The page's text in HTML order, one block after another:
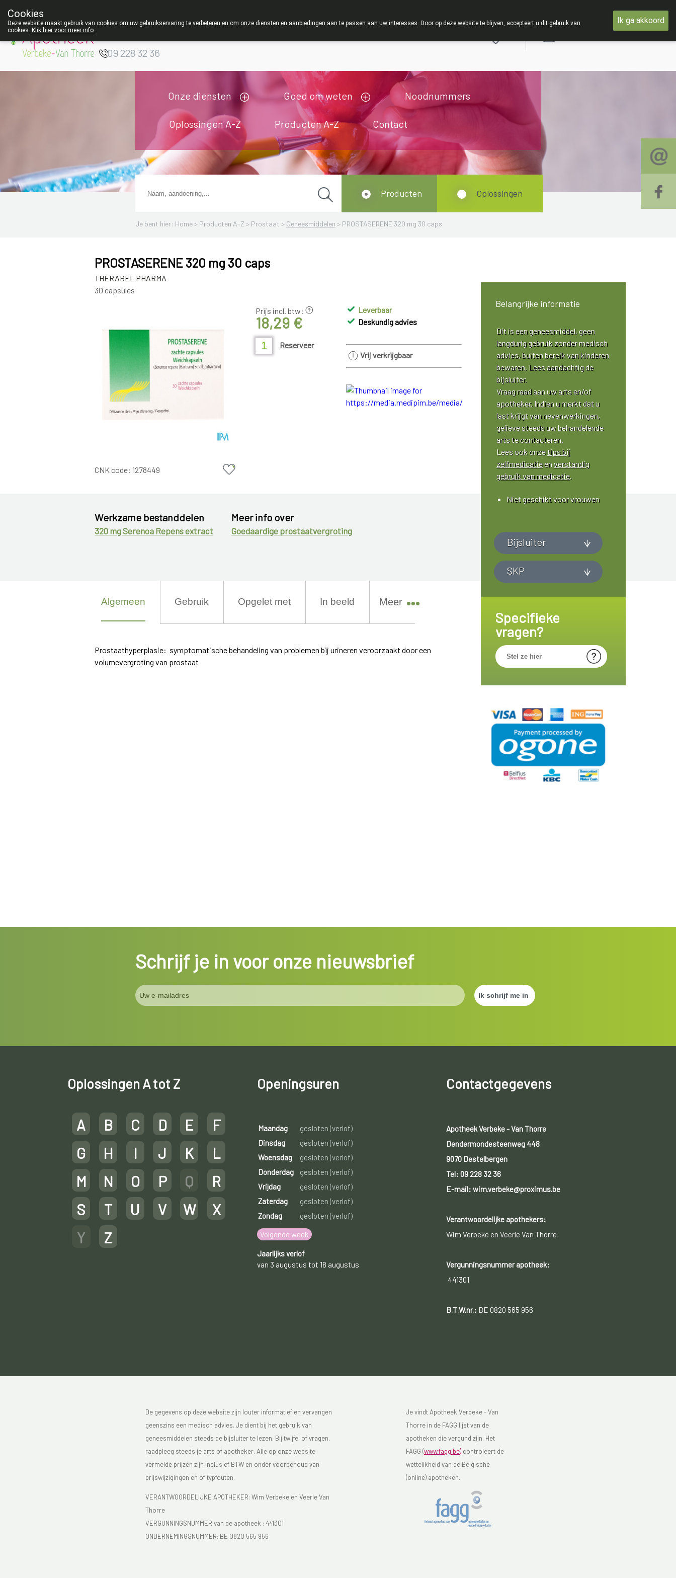
Apotheek Verbeke
09 228 32 36
Onze diensten Goed om weten Noodnummers
Oplossingen A-Z Producten A-Z Contact
Je bent hier: Home > Producten A-Z > Prostaat > Geneesmiddelen > PROSTASERENE 320 mg 30 caps
Producten Oplossingen
PROSTASERENE 320 mg 30 caps
THERABEL PHARMA
30 capsules
Prijs incl. btw:
18,29 €
Reserveer
CNK code: 1278449
Leverbaar
Deskundig advies
Vrij verkrijgbaar
Belangrijke informatie
Dit is een geneesmiddel, geen
langdurig gebruik zonder medisch
advies, buiten bereik van kinderen
bewaren. Lees aandachtig de
bijsluiter.
Vraag raad aan uw arts en/of
apotheker. Indien u merkt dat u
last krijgt van nevenwerkingen,
gelieve steeds uw behandelende
arts te contacteren.
Lees ook onzetips bij
zelfmedicatieenverstandig
gebruik van medicatie.
Niet geschikt voor vrouwen
Bijsluiter
SKP
Specifieke
vragen?
Werkzame bestanddelen
320 mg Serenoa Repens extract
Meer info over
Goedaardige prostaatvergroting
Algemeen Gebruik Opgelet met In beeld Meer
Prostaathyperplasie: symptomatische behandeling van problemen bij urineren veroorzaakt door een
volumevergroting van prostaat
Schrijf je in voor onze nieuwsbrief
Oplossingen A tot Z
A B C D E
F
G
H I J K
L
M
N O P Q
R
S
T U V W
X
Y
Z
Openingsuren
Maandag
gesloten (verlof)
Dinsdag
gesloten (verlof)
Woensdag
gesloten (verlof)
Donderdag
gesloten (verlof)
Vrijdag
gesloten (verlof)
Zaterdag
gesloten (verlof)
Zondag
gesloten (verlof)
Volgende week
Jaarlijks verlof
van 3 augustus tot 18 augustus
Contactgegevens
Apotheek Verbeke - Van Thorre
Dendermondesteenweg 448
9070 Destelbergen
Tel: 09 228 32 36
E-mail: wim.verbeke@proximus.be
Verantwoordelijke apothekers:
Wim Verbeke en Veerle Van Thorre
Vergunningsnummer apotheek:
441301
B.T.W.nr.: BE 0820 565 956
De gegevens op deze website zijn louter informatief en vervangen
geenszins een medisch advies. Je dient bij het gebruik van
geneesmiddelen steeds de bijsluiter te lezen. Bij twijfel of vragen,
raadpleeg steeds je arts of apotheker. Alle op onze website
vermelde prijzen zijn inclusief BTW en onder voorbehoud van
prijswijzigingen en of typfouten.
VERANTWOORDELIJKE APOTHEKER: Wim Verbeke en Veerle Van
Thorre
VERGUNNINGSNUMMER van de apotheek : 441301
ONDERNEMINGSNUMMER: BE 0820 565 956
Je vindt Apotheek Verbeke - Van
Thorre in de FAGG lijst van de
apotheken die vergund zijn. Het
FAGG (www.fagg.be)controleert de
wettelikheid van de Belgische
(online) apotheken.
Cookies
Deze website maakt gebruik van cookies om uw gebruikservaring te verbeteren en om onze diensten en aanbiedingen aan te passen aan uw interesses. Door op deze website te blijven, accepteert u dit gebruik van
cookies. Klik hier voor meer info.
Ik ga akkoord